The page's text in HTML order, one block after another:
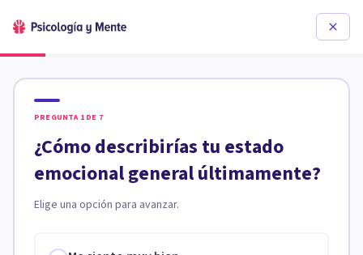
PREGUNTA 1 DE 7
¿Cómo describirías tu estado
emocional general últimamente?
Elige una opción para avanzar.